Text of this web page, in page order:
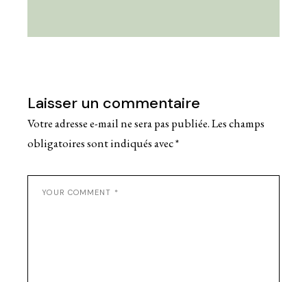
Laisser un commentaire
Votre adresse e-mail ne sera pas publiée.Les champs
obligatoires sont indiqués avec*